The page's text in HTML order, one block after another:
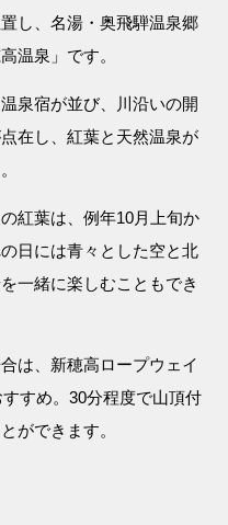
し、名湯・奥飛騨温泉郷
温泉」です。
泉宿が並び、川沿いの開
在し、紅葉と天然温泉が
紅葉は、例年10月上旬か
日には青々とした空と北
一緒に楽しむこともでき
は、新穂高ロープウェイ
すすめ。30分程度で山頂付
ができます。